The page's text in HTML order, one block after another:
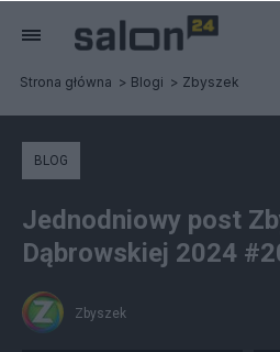
Strona główna Blogi Zbyszek
BLOG
Jednodniowy post
Dąbrowskiej 2024
Zbyszek